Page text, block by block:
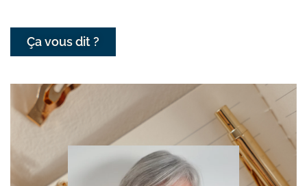
Ça vous dit ?